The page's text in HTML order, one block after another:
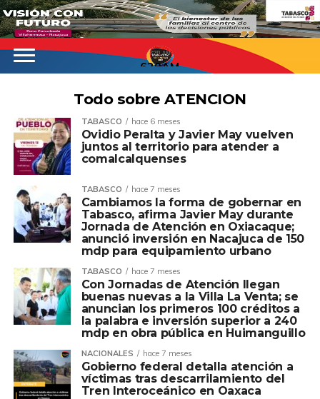
620AM
Todo sobre ATENCION
TABASCO hace 6 meses
Ovidio Peralta y Javier May vuelven
juntos al territorio para atender a
comalcalquenses
TABASCO hace 7 meses
Cambiamos la forma de gobernar en
Tabasco, afirma Javier May durante
Jornada de Atención en Oxiacaque;
anunció inversión en Nacajuca de 150
mdp para equipamiento urbano
TABASCO hace 7 meses
Con Jornadas de Atención llegan
buenas nuevas a la Villa La Venta; se
anuncian los primeros 100 créditos a
la palabra e inversión superior a 240
mdp en obra pública en Huimanguillo
NACIONALES hace 7 meses
Gobierno federal detalla atención a
víctimas tras descarrilamiento del
Tren Interoceánico en Oaxaca